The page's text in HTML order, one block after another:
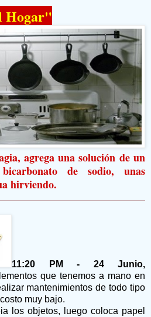
Hogar"
agrega una solución de un
de sodio, unas
hirviendo.
11:20 PM - 24 Junio,
que tenemos a mano en
mantenimientos de todo tipo
muy bajo.
los objetos, luego coloca papel